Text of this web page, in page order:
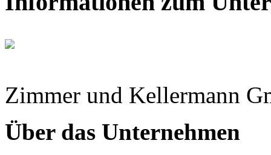
Zimmer und Kellermann
Über das Unternehmen